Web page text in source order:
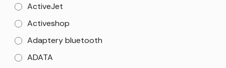
ActiveJet
Activeshop
Adaptery bluetooth
ADATA